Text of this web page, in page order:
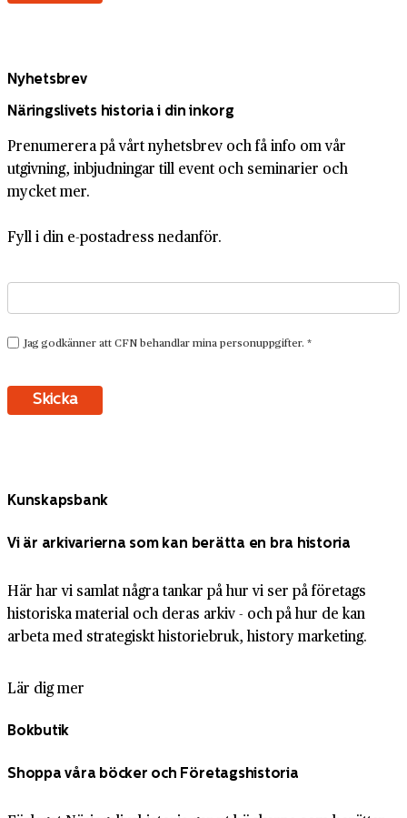
Nyhetsbrev
Näringslivets historia i din inkorg
Prenumerera på vårt nyhetsbrev och få info om vår
utgivning, inbjudningar till event och seminarier och
mycket mer.
Fyll i din e-postadress nedanför.
Kunskapsbank
Vi är arkivarierna som kan berätta en bra historia
Här har vi samlat några tankar på hur vi ser på företags
historiska material och deras arkiv - och på hur de kan
arbeta med strategiskt historiebruk, history marketing.
Lär dig mer
Bokbutik
Shoppa våra böcker och Företagshistoria